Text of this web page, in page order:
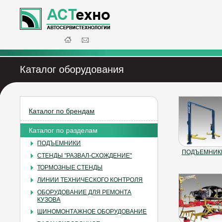
Каталог оборудования
Каталог по брендам
Каталог по разделам
ПОДЪЕМНИКИ
СТЕНДЫ "РАЗВАЛ-СХОЖДЕНИЕ"
ТОРМОЗНЫЕ СТЕНДЫ
ЛИНИИ ТЕХНИЧЕСКОГО КОНТРОЛЯ
ОБОРУДОВАНИЕ ДЛЯ РЕМОНТА
КУЗОВА
ШИНОМОНТАЖНОЕ ОБОРУДОВАНИЕ